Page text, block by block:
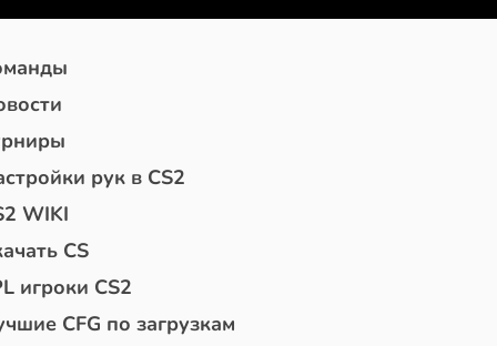
рук в CS2
WIKI
CS
игроки CS2
CFG по загрузкам